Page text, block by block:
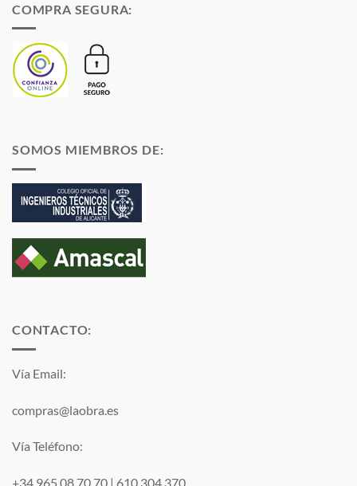
COMPRA SEGURA:
SOMOS MIEMBROS DE:
CONTACTO:
Vía Email:
compras@laobra.es
Vía Teléfono:
+34 965 08 70 70 | 610 304 370